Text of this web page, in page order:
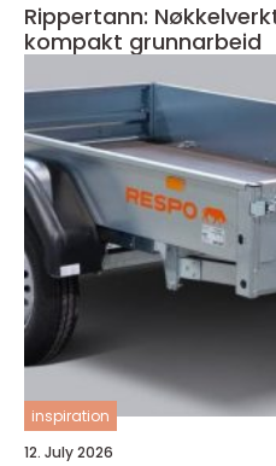
Rippertann:
kompakt grunnarbeid
inspiration
12. July 2026